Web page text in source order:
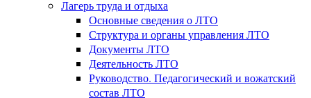
Лагерь труда и отдыха
Основные сведения о ЛТО
Структура и органы управления ЛТО
Документы ЛТО
Деятельность ЛТО
Руководство. Педагогический и вожатский
состав ЛТО